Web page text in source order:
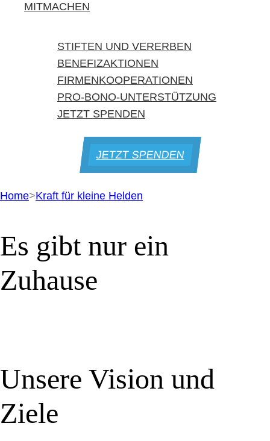
MITMACHEN
STIFTEN UND VERERBEN
BENEFIZAKTIONEN
FIRMENKOOPERATIONEN
PRO-BONO-UNTERSTÜTZUNG
JETZT SPENDEN
JETZT SPENDEN
Home>Kraft für kleine Helden
Es gibt nur ein
Zuhause
Unsere Vision und
Ziele